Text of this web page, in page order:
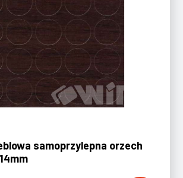
samoprzylepna orzech